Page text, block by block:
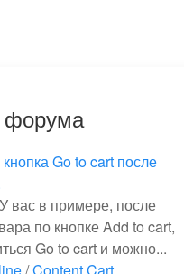
форума
Go to cart после
вас в примере, после
по кнопке Add to cart,
Go to cart и можно...